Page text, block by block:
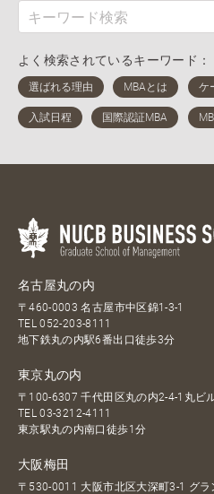
よく検索されているキーワード：
名古屋丸の内
〒460-0003 名古屋市中区錦1-3-1
TEL052-203-8111
地下鉄丸の内駅6番出口徒歩3分
東京丸の内
〒100-6307 千代田区丸の内2-4-1丸ビ
TEL03-3212-4111
東京駅丸の内南口徒歩1分
大阪梅田
〒530-0011 大阪市北区大深町3-1 グ